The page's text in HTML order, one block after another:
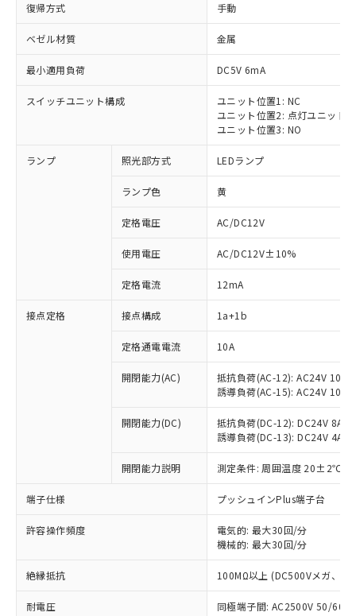
復帰方式 手動
ベゼル材質 金属
最小適用負荷 DC5V 6mA
スイッチユニット構成
ユニット位置1: NC
ユニット位置2: 点灯ユニット
ユニット位置3: NO
ランプ 照光部方式 LEDランプ
ランプ色 黄
定格電圧 AC/DC12V
使用電圧 AC/DC12V±10%
定格電流 12mA
接点定格 接点構成 1a+1b
定格通電電流 10A
開閉能力(AC)
抵抗負荷(AC-12): AC24V 10A/
誘導負荷(AC-15): AC24V
開閉能力(DC)
抵抗負荷(DC-12): DC24V 8A/
誘導負荷(DC-13): DC24V 4A/
開閉能力説明 測定条件: 周囲温度 20±2℃、
端子仕様 プッシュインPlus端子台
許容操作頻度
電気的: 最大30回/分
機械的: 最大30回/分
絶縁抵抗 100MΩ以上 (DC500Vメガ、点
耐電圧
同極端子間: AC2500V 50/
ご利用条件
以下の条件をお読みいただき、同意のうえ
ご利用ください。
本サービスは、当社制御機器事業取扱
商品の当社在庫状況および標準価格
(税抜)を提供させていただくもので
当社制御機器事業取扱商品の中には、
本サービスの対象外となる商品もある
対応済み：EU RoHS指令（10物質）の
非含有に対応した製品が提供可能な商品で
対応予定：EU RoHS指令（10物質）の非含
有に対応した製品に切り替える予定のある
対応予定なし：EU RoHS指令（10物質）の
非含有に非対応の商品で、対応品を出す予
定はありません。
調査・確認中：EU RoHS指令（10物質）の
非含有の対応状況を調査中または確認中の
害物質有無と関係のない商品です。
仕入先様の事情により、非含有部品として
※1 中国RoHS○×表
「○」：最大均質材料含有率が中国RoHSの
基準値以下であることを示します。